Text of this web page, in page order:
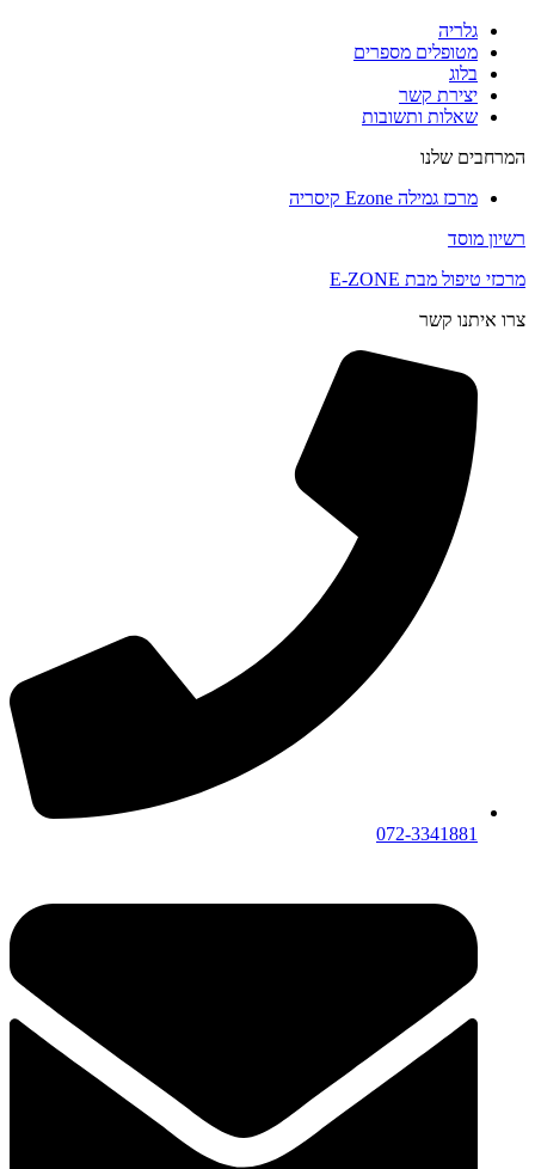
גלריה
מטופלים מספרים
בלוג
יצירת קשר
שאלות ותשובות
המרחבים שלנו
מרכז גמילה Ezone קיסריה
רשיון מוסד
מרכזי טיפול מבת E-ZONE
צרו איתנו קשר
072-3341881